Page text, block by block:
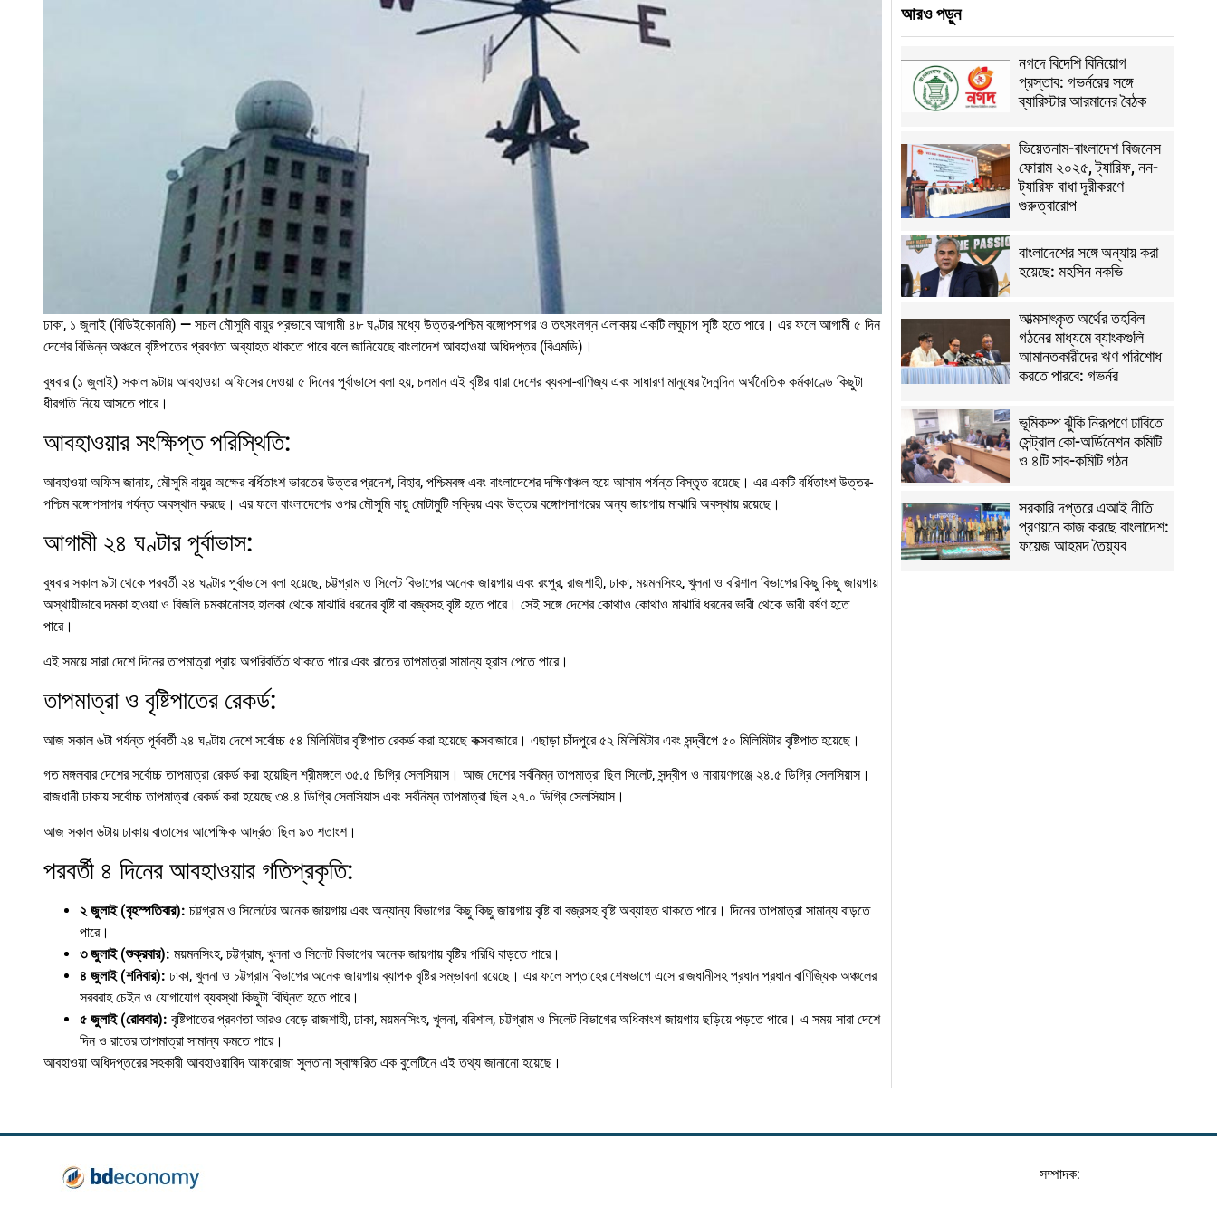
ঢাকা, ১ জুলাই (বিডিইকোনমি) — সচল মৌসুমি বায়ুর প্রভাবে আগামী ৪৮ ঘণ্টার মধ্যে উত্তর-পশ্চিম বঙ্গোপসাগর ও তৎসংলগ্ন এলাকায় একটি লঘুচাপ সৃষ্টি হতে পারে। এর ফলে আগামী ৫ দিন
দেশের বিভিন্ন অঞ্চলে বৃষ্টিপাতের প্রবণতা অব্যাহত থাকতে পারে বলে জানিয়েছে বাংলাদেশ আবহাওয়া অধিদপ্তর (বিএমডি)।
বুধবার (১ জুলাই) সকাল ৯টায় আবহাওয়া অফিসের দেওয়া ৫ দিনের পূর্বাভাসে বলা হয়, চলমান এই বৃষ্টির ধারা দেশের ব্যবসা-বাণিজ্য এবং সাধারণ মানুষের দৈনন্দিন অর্থনৈতিক কর্মকাণ্ডে কিছুটা
ধীরগতি নিয়ে আসতে পারে।
আবহাওয়ার সংক্ষিপ্ত পরিস্থিতি:
আবহাওয়া অফিস জানায়, মৌসুমি বায়ুর অক্ষের বর্ধিতাংশ ভারতের উত্তর প্রদেশ, বিহার, পশ্চিমবঙ্গ এবং বাংলাদেশের দক্ষিণাঞ্চল হয়ে আসাম পর্যন্ত বিস্তৃত রয়েছে। এর একটি বর্ধিতাংশ উত্তর-
পশ্চিম বঙ্গোপসাগর পর্যন্ত অবস্থান করছে। এর ফলে বাংলাদেশের ওপর মৌসুমি বায়ু মোটামুটি সক্রিয় এবং উত্তর বঙ্গোপসাগরের অন্য জায়গায় মাঝারি অবস্থায় রয়েছে।
আগামী ২৪ ঘণ্টার পূর্বাভাস:
বুধবার সকাল ৯টা থেকে পরবর্তী ২৪ ঘণ্টার পূর্বাভাসে বলা হয়েছে, চট্টগ্রাম ও সিলেট বিভাগের অনেক জায়গায় এবং রংপুর, রাজশাহী, ঢাকা, ময়মনসিংহ, খুলনা ও বরিশাল বিভাগের কিছু কিছু জায়গায়
অস্থায়ীভাবে দমকা হাওয়া ও বিজলি চমকানোসহ হালকা থেকে মাঝারি ধরনের বৃষ্টি বা বজ্রসহ বৃষ্টি হতে পারে। সেই সঙ্গে দেশের কোথাও কোথাও মাঝারি ধরনের ভারী থেকে ভারী বর্ষণ হতে
পারে।
এই সময়ে সারা দেশে দিনের তাপমাত্রা প্রায় অপরিবর্তিত থাকতে পারে এবং রাতের তাপমাত্রা সামান্য হ্রাস পেতে পারে।
তাপমাত্রা ও বৃষ্টিপাতের রেকর্ড:
আজ সকাল ৬টা পর্যন্ত পূর্ববর্তী ২৪ ঘণ্টায় দেশে সর্বোচ্চ ৫৪ মিলিমিটার বৃষ্টিপাত রেকর্ড করা হয়েছে কক্সবাজারে। এছাড়া চাঁদপুরে ৫২ মিলিমিটার এবং সন্দ্বীপে ৫০ মিলিমিটার বৃষ্টিপাত হয়েছে।
গত মঙ্গলবার দেশের সর্বোচ্চ তাপমাত্রা রেকর্ড করা হয়েছিল শ্রীমঙ্গলে ৩৫.৫ ডিগ্রি সেলসিয়াস। আজ দেশের সর্বনিম্ন তাপমাত্রা ছিল সিলেট, সন্দ্বীপ ও নারায়ণগঞ্জে ২৪.৫ ডিগ্রি সেলসিয়াস।
রাজধানী ঢাকায় সর্বোচ্চ তাপমাত্রা রেকর্ড করা হয়েছে ৩৪.৪ ডিগ্রি সেলসিয়াস এবং সর্বনিম্ন তাপমাত্রা ছিল ২৭.০ ডিগ্রি সেলসিয়াস।
আজ সকাল ৬টায় ঢাকায় বাতাসের আপেক্ষিক আর্দ্রতা ছিল ৯৩ শতাংশ।
পরবর্তী ৪ দিনের আবহাওয়ার গতিপ্রকৃতি:
২ জুলাই (বৃহস্পতিবার): চট্টগ্রাম ও সিলেটের অনেক জায়গায় এবং অন্যান্য বিভাগের কিছু কিছু জায়গায় বৃষ্টি বা বজ্রসহ বৃষ্টি অব্যাহত থাকতে পারে। দিনের তাপমাত্রা সামান্য বাড়তে
পারে।
৩ জুলাই (শুক্রবার): ময়মনসিংহ, চট্টগ্রাম, খুলনা ও সিলেট বিভাগের অনেক জায়গায় বৃষ্টির পরিধি বাড়তে পারে।
৪ জুলাই (শনিবার): ঢাকা, খুলনা ও চট্টগ্রাম বিভাগের অনেক জায়গায় ব্যাপক বৃষ্টির সম্ভাবনা রয়েছে। এর ফলে সপ্তাহের শেষভাগে এসে রাজধানীসহ প্রধান প্রধান বাণিজ্যিক অঞ্চলের
সরবরাহ চেইন ও যোগাযোগ ব্যবস্থা কিছুটা বিঘ্নিত হতে পারে।
৫ জুলাই (রোববার): বৃষ্টিপাতের প্রবণতা আরও বেড়ে রাজশাহী, ঢাকা, ময়মনসিংহ, খুলনা, বরিশাল, চট্টগ্রাম ও সিলেট বিভাগের অধিকাংশ জায়গায় ছড়িয়ে পড়তে পারে। এ সময় সারা দেশে
দিন ও রাতের তাপমাত্রা সামান্য কমতে পারে।
আবহাওয়া অধিদপ্তরের সহকারী আবহাওয়াবিদ আফরোজা সুলতানা স্বাক্ষরিত এক বুলেটিনে এই তথ্য জানানো হয়েছে।
আরও পড়ুন
নগদে বিদেশি বিনিয়োগ
প্রস্তাব: গভর্নরের সঙ্গে
ব্যারিস্টার আরমানের বৈঠক
ভিয়েতনাম-বাংলাদেশ বিজনেস
ফোরাম ২০২৫, ট্যারিফ, নন-
ট্যারিফ বাধা দূরীকরণে
গুরুত্বারোপ
বাংলাদেশের সঙ্গে অন্যায় করা
হয়েছে: মহসিন নকভি
আত্মসাৎকৃত অর্থের তহবিল
গঠনের মাধ্যমে ব্যাংকগুলি
আমানতকারীদের ঋণ পরিশোধ
করতে পারবে: গভর্নর
ভূমিকম্প ঝুঁকি নিরূপণে ঢাবিতে
সেন্ট্রাল কো-অর্ডিনেশন কমিটি
ও ৪টি সাব-কমিটি গঠন
সরকারি দপ্তরে এআই নীতি
প্রণয়নে কাজ করছে বাংলাদেশ:
ফয়েজ আহমদ তৈয়্যব
সম্পাদক: